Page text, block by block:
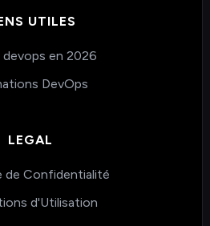
UTILES
devops en 2026
DevOps
LEGAL
de Confidentialité
d'Utilisation